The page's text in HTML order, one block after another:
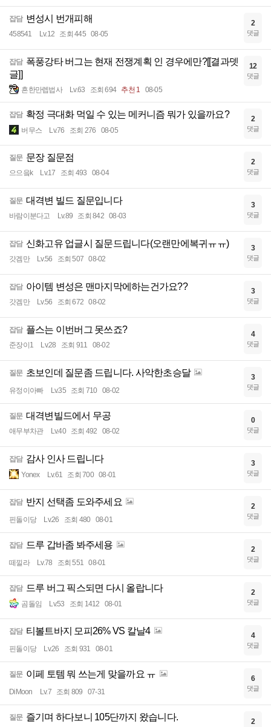
잡담 변성시 번개피해
458541 Lv.12 조회 445 08-05
2
댓글
잡담 폭풍강타 버그는 현재 전쟁계획 인 경우에만?[[결과뎃
글]]
흔한만렙법사 Lv.63 조회 694 추천 1 08-05
12
댓글
잡담 확정 극대화 먹일 수 있는 메커니즘 뭐가 있을까요?
버무스 Lv.76 조회 276 08-05
2
댓글
질문 문장 질문점
으으읔k Lv.17 조회 493 08-04
2
댓글
질문 대격변 빌드 질문입니다
바람이분다고 Lv.89 조회 842 08-03
3
댓글
잡담 신화고유 업글시 질문드립니다(오랜만에복귀ㅠㅠ)
갓겜만 Lv.56 조회 507 08-02
3
댓글
잡담 아이템 변성은 맨마지막에하는건가요??
갓겜만 Lv.56 조회 672 08-02
3
댓글
잡담 플스는 이번버그 못쓰죠?
준장이1 Lv.28 조회 911 08-02
4
댓글
질문 초보인데 질문좀 드립니다. 사악한초승달
유정이아빠 Lv.35 조회 710 08-02
3
댓글
질문 대격변빌드에서 무공
애무부차관 Lv.40 조회 492 08-02
0
댓글
잡담 감사 인사 드립니다
Yonex Lv.61 조회 700 08-01
3
댓글
잡담 반지 선택좀 도와주세요
핀돌이당 Lv.26 조회 480 08-01
2
댓글
잡담 드루 갑바좀 봐주세용
떼낄라 Lv.78 조회 551 08-01
2
댓글
잡담 드루 버그 픽스되면 다시 올랍니다
곰돌임 Lv.53 조회 1412 08-01
2
댓글
잡담 티볼트바지 모피26% VS 칼날4
핀돌이당 Lv.26 조회 931 08-01
4
댓글
질문 이페 토템 뭐 쓰는게 맞을까요 ㅠ
DiMoon Lv.7 조회 809 07-31
6
댓글
질문 즐기며 하다보니 105단까지 왔습니다. 2